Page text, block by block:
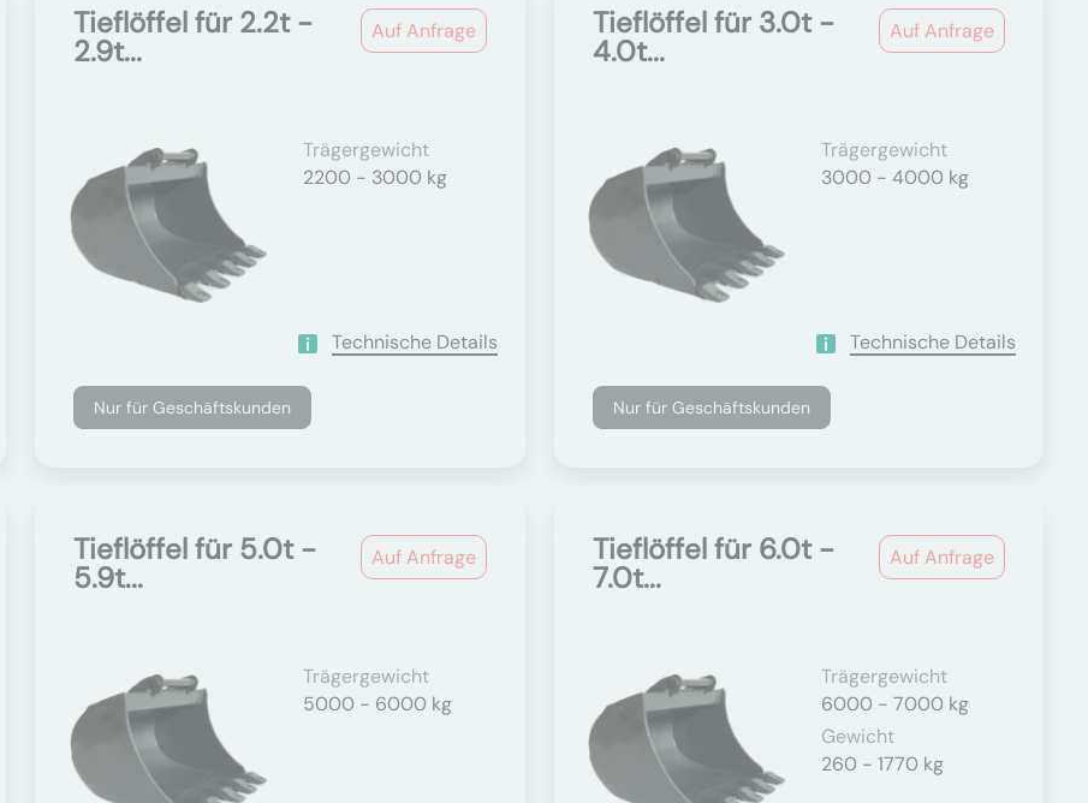
Auf Anfrage
Tieflöffel für 2.2t -
2.9t...
Trägergewicht
2200 - 3000 kg
Technische Details
Nur für Geschäftskunden
Auf Anfrage
Tieflöffel für 3.0t -
4.0t...
Trägergewicht
3000 - 4000 kg
Technische Details
Nur für Geschäftskunden
Auf Anfrage
Tieflöffel für 5.0t -
5.9t...
Trägergewicht
5000 - 6000 kg
Auf Anfrage
Tieflöffel für 6.0t -
7.0t...
Trägergewicht
6000 - 7000 kg
Gewicht
260 - 1770 kg